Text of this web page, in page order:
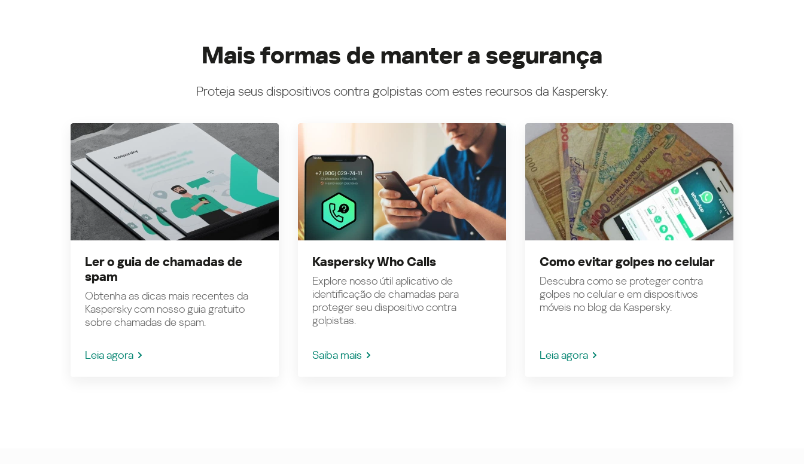
Mais formas de manter a segurança
Proteja seus dispositivos contra golpistas com estes recursos da Kaspersky.
Ler o guia de chamadas de
spam
Obtenha as dicas mais recentes da
Kaspersky com nosso guia gratuito
sobre chamadas de spam.
Leia agora
Kaspersky Who Calls
Explore nosso útil aplicativo de
identificação de chamadas para
proteger seu dispositivo contra
golpistas.
Saiba mais
Como evitar golpes no celular
Descubra como se proteger contra
golpes no celular e em dispositivos
móveis no blog da Kaspersky.
Leia agora